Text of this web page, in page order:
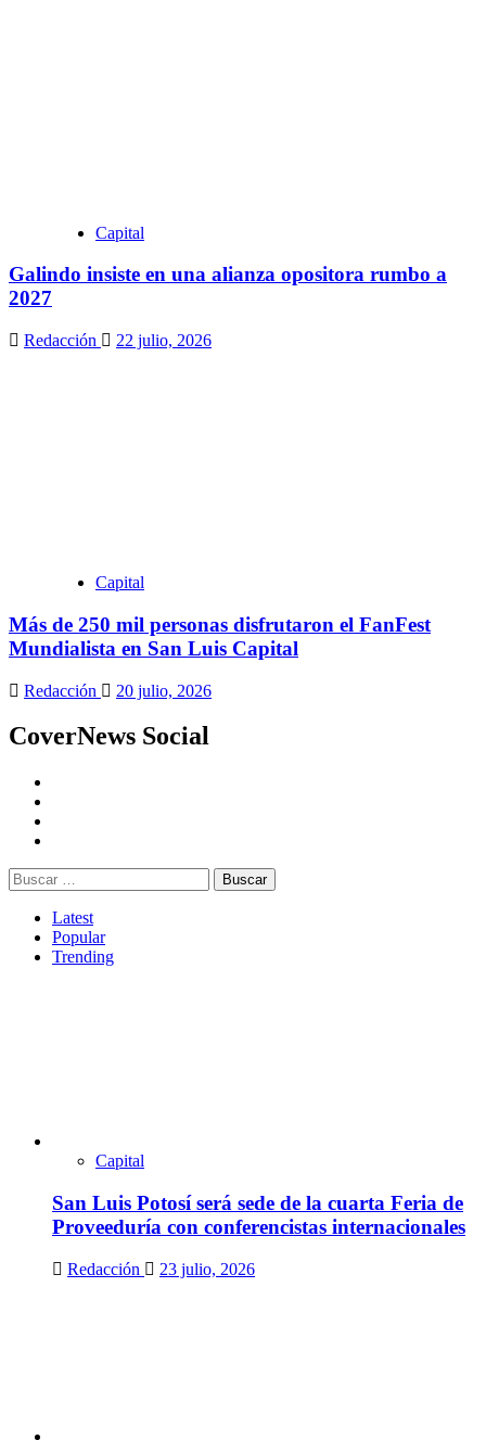
Capital
Galindo insiste en una alianza opositora rumbo a
2027
Redacción 22 julio, 2026
Capital
Más de 250 mil personas disfrutaron el FanFest
Mundialista en San Luis Capital
Redacción 20 julio, 2026
CoverNews Social
Buscar:
Latest
Popular
Trending
Capital
San Luis Potosí será sede de la cuarta Feria de
Proveeduría con conferencistas internacionales
Redacción 23 julio, 2026